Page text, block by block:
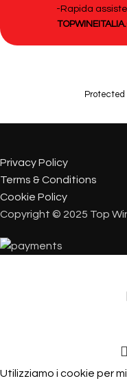
-Rapida
Protected
Privacy Policy
Terms & Conditions
Cookie Policy
Copyright © 2025 Top
Utilizziamo i cookie per